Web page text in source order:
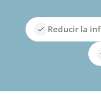
Reducir la